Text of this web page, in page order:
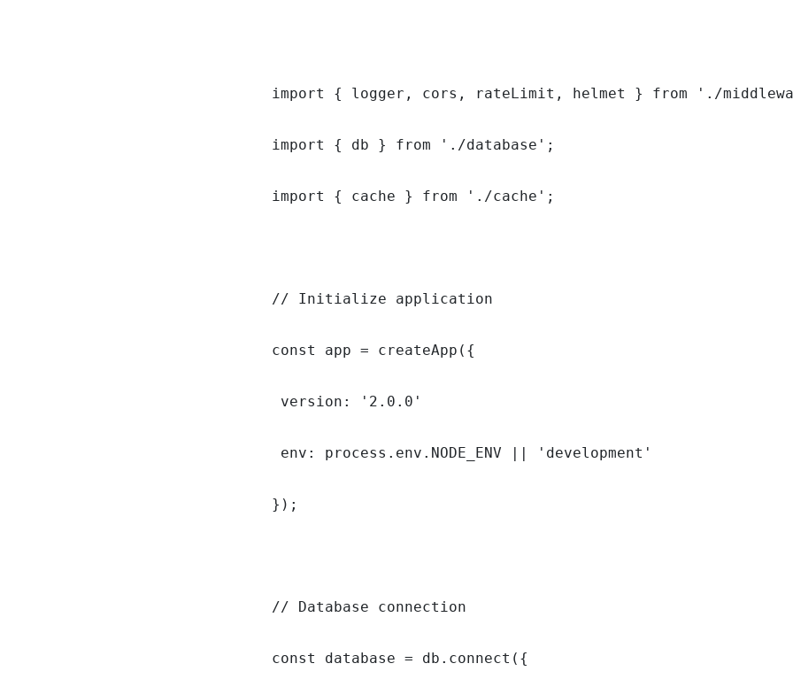
import { logger, cors, rateLimit, helmet } from './
import { db } from './database';
import { cache } from './cache';
// Initialize application
const app = createApp({
version: '2.0.0'
env: process.env.NODE_ENV || 'development'
});
// Database connection
const database = db.connect({